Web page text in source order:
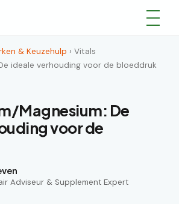
& Keuzehulp › Vitals
ideale verhouding voor de bloeddruk
Magnesium: De
voor de
Adviseur & Supplement Expert